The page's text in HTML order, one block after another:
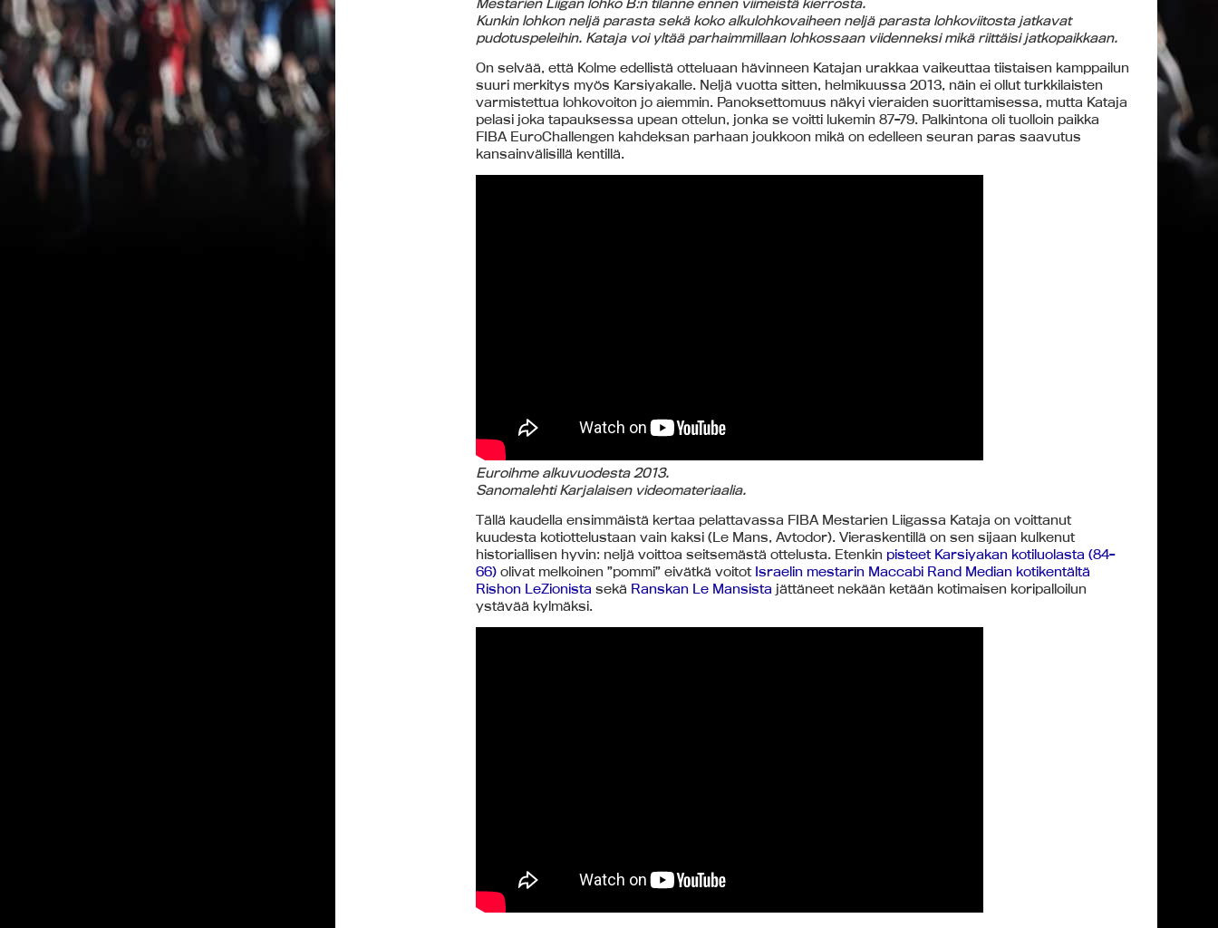
Kunkin lohkon neljä parasta sekä koko alkulohkovaiheen neljä parasta lohkoviitosta jatkavat
pudotuspeleihin. Kataja voi yltää parhaimmillaan lohkossaan viidenneksi mikä riittäisi jatkopaikkaan.
On selvää, että Kolme edellistä otteluaan hävinneen Katajan urakkaa vaikeuttaa tiistaisen kamppailun
suuri merkitys myös Karsiyakalle. Neljä vuotta sitten, helmikuussa 2013, näin ei ollut turkkilaisten
varmistettua lohkovoiton jo aiemmin. Panoksettomuus näkyi vieraiden suorittamisessa, mutta Kataja
pelasi joka tapauksessa upean ottelun, jonka se voitti lukemin 87-79. Palkintona oli tuolloin paikka
FIBA EuroChallengen kahdeksan parhaan joukkoon mikä on edelleen seuran paras saavutus
kansainvälisillä kentillä.
Euroihme alkuvuodesta 2013.
Sanomalehti Karjalaisen videomateriaalia.
Tällä kaudella ensimmäistä kertaa pelattavassa FIBA Mestarien Liigassa Kataja on voittanut
kuudesta kotiottelustaan vain kaksi (Le Mans, Avtodor). Vieraskentillä on sen sijaan kulkenut
historiallisen hyvin: neljä voittoa seitsemästä ottelusta. Etenkin pisteet Karsiyakan kotiluolasta (84-
66) olivat melkoinen ”pommi” eivätkä voitot Israelin mestarin Maccabi Rand Median kotikentältä
Rishon LeZionista sekä Ranskan Le Mansista jättäneet nekään ketään kotimaisen koripalloilun
ystävää kylmäksi.